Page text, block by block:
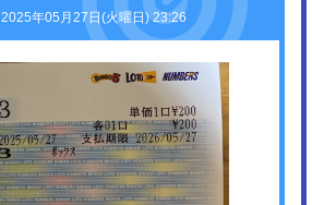
2025年05月27日(火曜日) 23:26